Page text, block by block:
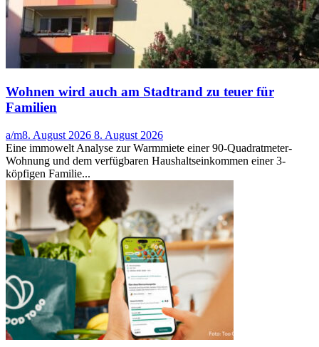
Wohnen wird auch am Stadtrand zu teuer für
Familien
a/m8. August 2026 8. August 2026
Eine immowelt Analyse zur Warmmiete einer 90-Quadratmeter-
Wohnung und dem verfügbaren Haushaltseinkommen einer 3-
köpfigen Familie...